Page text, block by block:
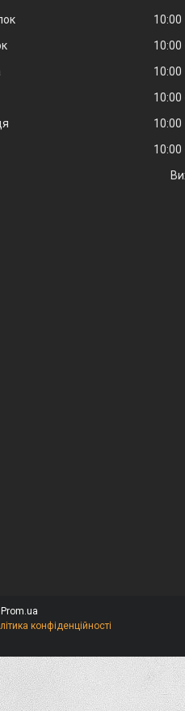
10:00
10:00
10:00
10:00
10:00
10:00
Prom.ua
конфіденційності